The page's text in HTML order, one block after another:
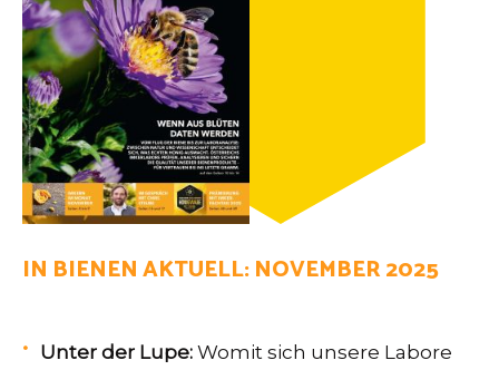
IN BIENEN AKTUELL: NOVEMBER 2025
Unter der Lupe: Womit sich unsere Labore